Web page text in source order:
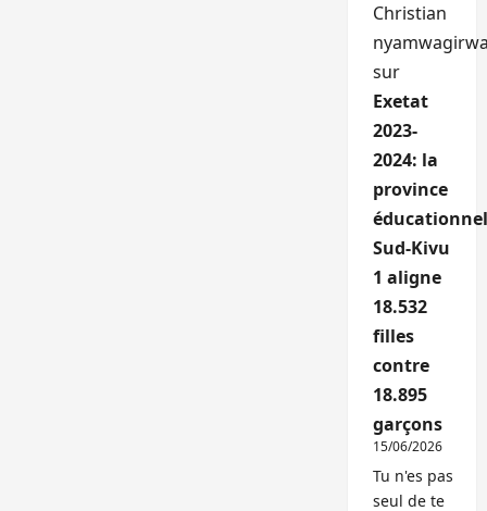
Christian
sur
Exetat
2023-
2024: la
province
Sud-Kivu
1 aligne
18.532
filles
contre
18.895
garçons
15/06/2026
Tu n'es pas
seul de te